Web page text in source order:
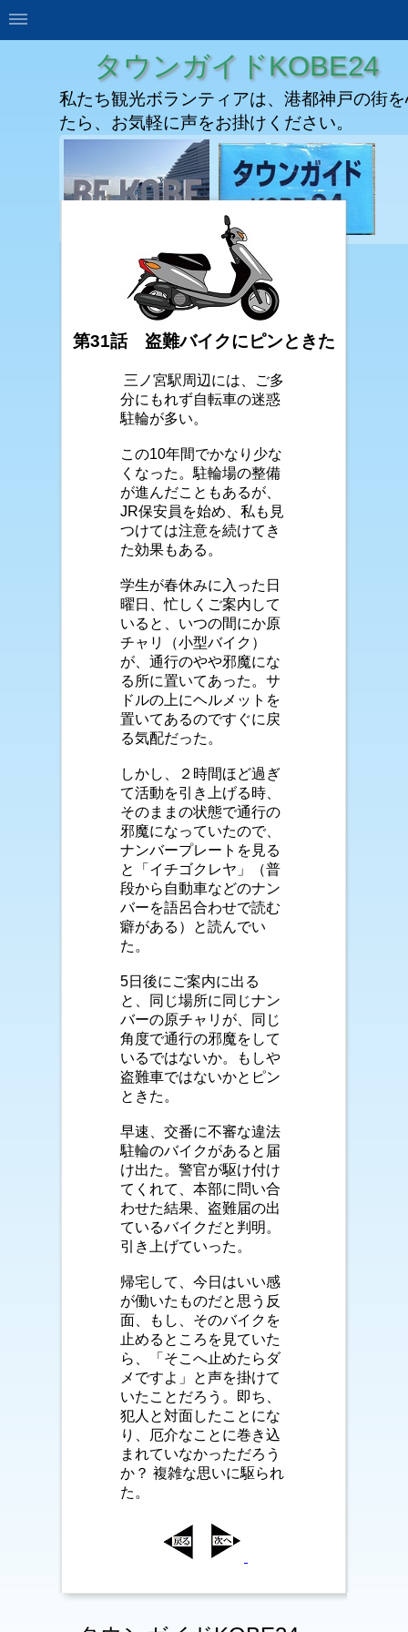
タウンガイドKOBE24
私たち観光ボランティアは、港都神戸の街
たら、お気軽に声をお掛けください。
第31話 盗難バイクにピンときた
三ノ宮駅周辺には、ご多
分にもれず自転車の迷惑
駐輪が多い。
この10年間でかなり少な
くなった。駐輪場の整備
が進んだこともあるが、
JR保安員を始め、私も見
つけては注意を続けてき
た効果もある。
学生が春休みに入った日
曜日、忙しくご案内して
いると、いつの間にか原
チャリ（小型バイク）
が、通行のやや邪魔にな
る所に置いてあった。サ
ドルの上にヘルメットを
置いてあるのですぐに戻
る気配だった。
しかし、２時間ほど過ぎ
て活動を引き上げる時、
そのままの状態で通行の
邪魔になっていたので、
ナンバープレートを見る
と「イチゴクレヤ」（普
段から自動車などのナン
バーを語呂合わせで読む
癖がある）と読んでい
た。
5日後にご案内に出る
と、同じ場所に同じナン
バーの原チャリが、同じ
角度で通行の邪魔をして
いるではないか。もしや
盗難車ではないかとピン
ときた。
早速、交番に不審な違法
駐輪のバイクがあると届
け出た。警官が駆け付け
てくれて、本部に問い合
わせた結果、盗難届の出
ているバイクだと判明。
引き上げていった。
帰宅して、今日はいい感
が働いたものだと思う反
面、もし、そのバイクを
止めるところを見ていた
ら、「そこへ止めたらダ
メですよ」と声を掛けて
いたことだろう。即ち、
犯人と対面したことにな
り、厄介なことに巻き込
まれていなかっただろう
か？ 複雑な思いに駆られ
た。